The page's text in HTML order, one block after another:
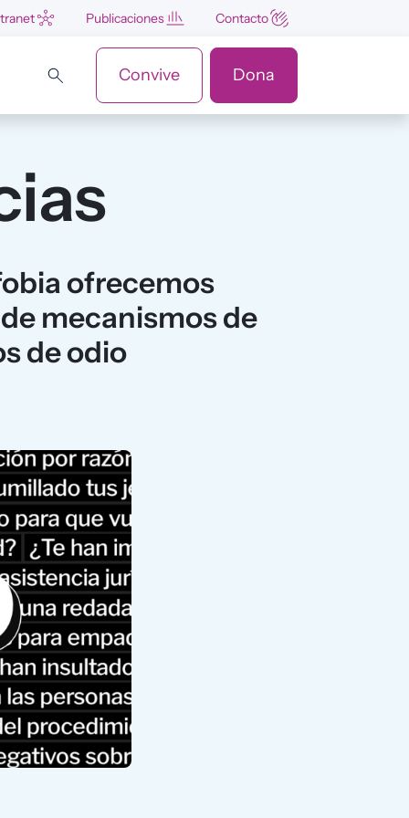
Publicaciones Contacto
Convive Dona
ofrecemos
mecanismos de
de odio